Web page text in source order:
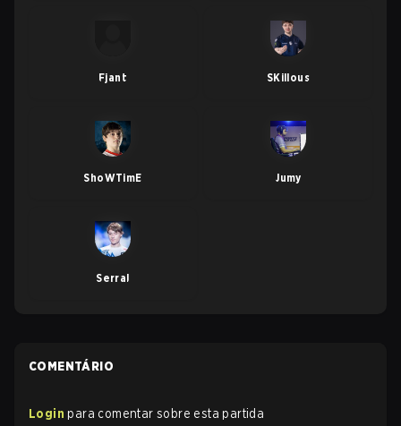
Fjant SKillous
ShoWTimE Jumy
Serral
COMENTÁRIO
Login para comentar sobre esta partida